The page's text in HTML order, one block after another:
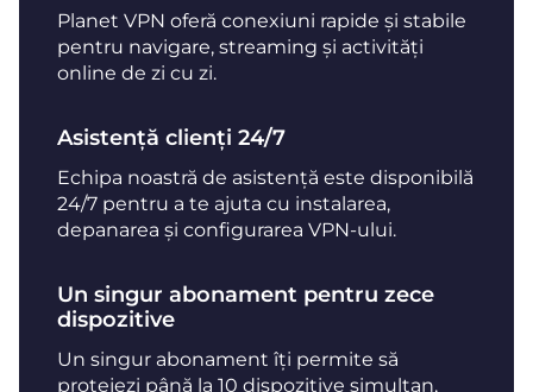
Planet VPN oferă conexiuni rapide și stabile
pentru navigare, streaming și activități
online de zi cu zi.
Asistență clienți 24/7
Echipa noastră de asistență este disponibilă
24/7 pentru a te ajuta cu instalarea,
depanarea și configurarea VPN-ului.
Un singur abonament pentru zece
dispozitive
Un singur abonament îți permite să
protejezi până la 10 dispozitive simultan,